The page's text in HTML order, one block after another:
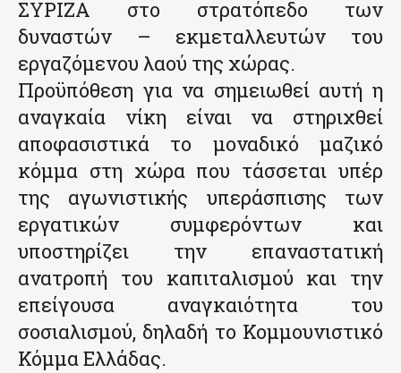
ΣΥΡΙΖΑ στο στρατόπεδο των
δυναστών – εκμεταλλευτών του
εργαζόμενου λαού της χώρας.
Προϋπόθεση για να σημειωθεί αυτή η
αναγκαία νίκη είναι να στηριχθεί
αποφασιστικά το μοναδικό μαζικό
κόμμα στη χώρα που τάσσεται υπέρ
της αγωνιστικής υπεράσπισης των
εργατικών συμφερόντων και
υποστηρίζει την επαναστατική
ανατροπή του καπιταλισμού και την
επείγουσα αναγκαιότητα του
σοσιαλισμού, δηλαδή το Κομμουνιστικό
Κόμμα Ελλάδας.